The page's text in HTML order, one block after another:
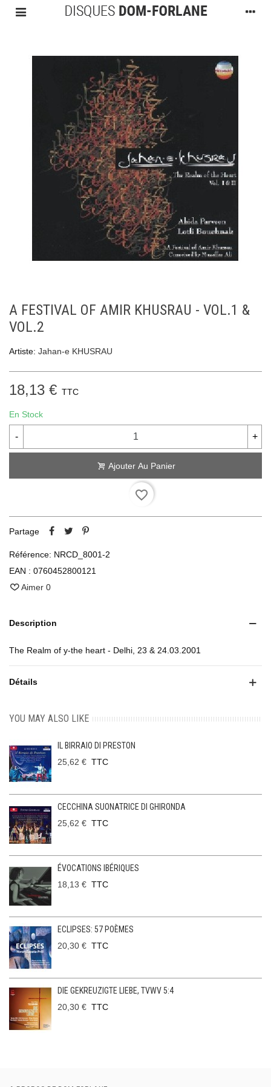
A FESTIVAL OF AMIR KHUSRAU - VOL.1 &
VOL.2
Artiste: Jahan-e KHUSRAU
18,13 € TTC
En Stock
- +
Ajouter Au Panier
favorite_border
Partage
Référence: NRCD_8001-2
EAN : 0760452800121
Aimer 0
Description
The Realm of y-the heart - Delhi, 23 & 24.03.2001
Détails
YOU MAY ALSO LIKE
IL BIRRAIO DI PRESTON
25,62 € TTC
CECCHINA SUONATRICE DI GHIRONDA
25,62 € TTC
ÉVOCATIONS IBÉRIQUES
18,13 € TTC
ECLIPSES: 57 POÈMES
20,30 € TTC
DIE GEKREUZIGTE LIEBE, TVWV 5:4
20,30 € TTC